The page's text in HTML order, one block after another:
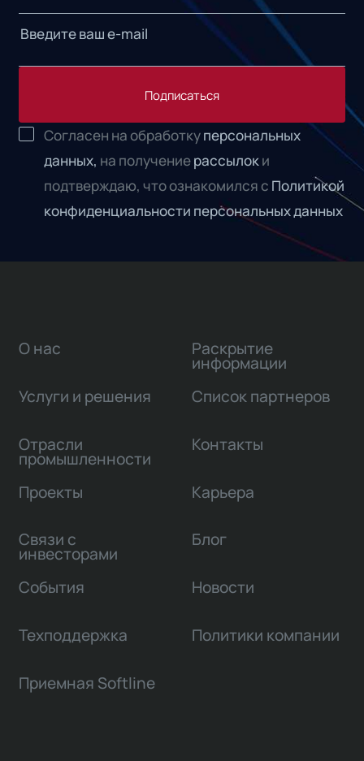
Подписаться
Согласен на обработкуперсональных
данных, на получениерассылоки
подтверждаю, что ознакомился с Политикой
конфиденциальности персональных данных
О нас
Услуги и решения
Отрасли
промышленности
Проекты
Связи с
инвесторами
Раскрытие
информации
Список партнеров
Контакты
Карьера
Блог
События Новости
Техподдержка Политики компании
Приемная Softline